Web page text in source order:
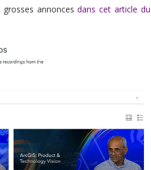
grosses annoncesdans cet article du